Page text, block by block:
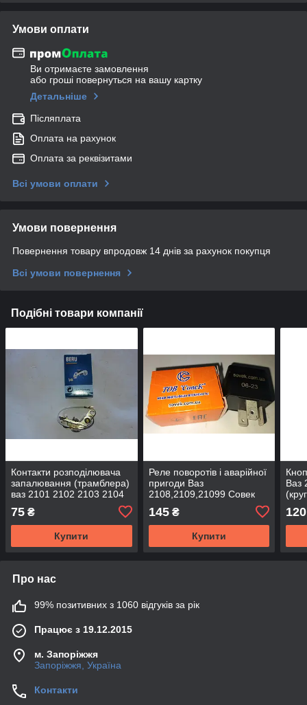
Умови оплати
Ви отримаєте замовлення
або гроші повернуться на вашу картку
Детальніше
Післяплата
Оплата на рахунок
Оплата за реквізитами
Всі умови оплати
Умови повернення
Повернення товару впродовж 14 днів за рахунок покупця
Всі умови повернення
Подібні товари компанії
Контакти розподілювача
запалювання (трамблера)
ваз 2101 2102 2103 2104
75 ₴
Купити
Реле поворотів і аварійної
пригоди Ваз
2108,2109,21099 Совек
145₴
Купити
Ваз
120
Про нас
99% позитивних з 1060 відгуків за рік
Працює з 19.12.2015
м. Запоріжжя
Запоріжжя, Україна
Контакти